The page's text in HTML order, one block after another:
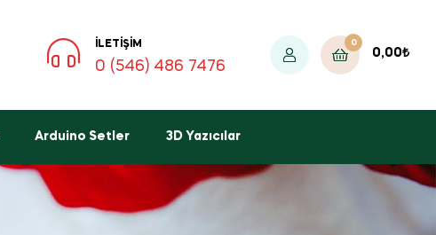
İLETIŞIM
0 (546) 486 7476
0
0,00₺
Arduino Setler 3D Yazıcılar